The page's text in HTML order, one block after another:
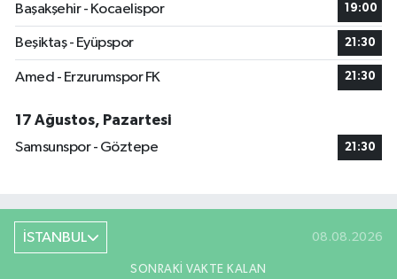
Başakşehir - Kocaelispor
19:00
Beşiktaş - Eyüpspor 21:30
Amed - Erzurumspor FK 21:30
17 Ağustos, Pazartesi
Samsunspor - Göztepe
21:30
İSTANBUL 08.08.2026
SONRAKI VAKTE KALAN